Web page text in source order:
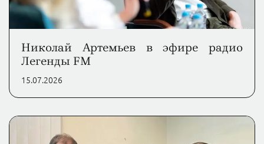
Николай Артемьев в эфире радио
Легенды FM
15.07.2026